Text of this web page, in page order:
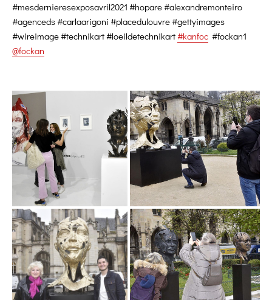
#mesdernieresexposavril2021 #hopare #alexandremonteiro
#agenceds #carlaarigoni #placedulouvre #gettyimages
#wireimage #technikart #loeildetechnikart #kanfoc #fockan1
@fockan